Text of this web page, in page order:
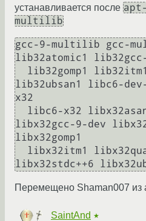
устанавливается после
multilib
gcc-9-multilib gcc-
lib32atomic1
lib32ubsan1 libc6-
x32
libx32gcc-9-dev
libx32gomp1
Перемещено Shaman007 из
SaintAnd ★